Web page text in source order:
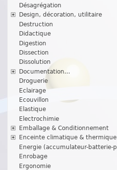
Désagrégation
Design, décoration, utilitaire
Destruction
Didactique
Digestion
Dissection
Dissolution
Documentation...
Droguerie
Eclairage
Ecouvillon
Elastique
Electrochimie
Emballage & Conditionnement
Enceinte climatique & thermique
Energie (accumulateur-batterie-p
Enrobage
Ergonomie